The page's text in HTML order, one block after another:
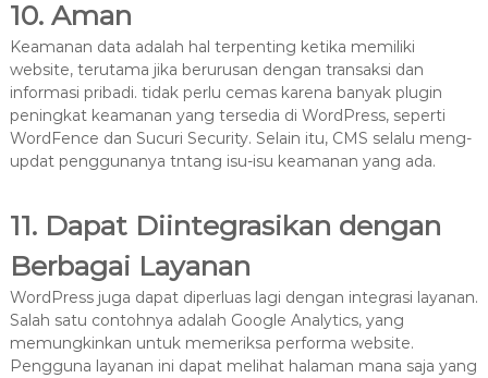
10. Aman
Keamanan data adalah hal terpenting ketika memiliki
website, terutama jika berurusan dengan transaksi dan
informasi pribadi. tidak perlu cemas karena banyak plugin
peningkat keamanan yang tersedia di WordPress, seperti
WordFence dan Sucuri Security. Selain itu, CMS selalu meng-
updat penggunanya tntang isu-isu keamanan yang ada.
11. Dapat Diintegrasikan dengan
Berbagai Layanan
WordPress juga dapat diperluas lagi dengan integrasi layanan.
Salah satu contohnya adalah Google Analytics, yang
memungkinkan untuk memeriksa performa website.
Pengguna layanan ini dapat melihat halaman mana saja yang